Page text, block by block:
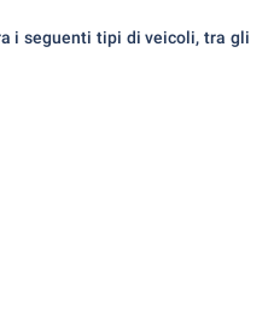
i seguenti tipi di veicoli, tra gli